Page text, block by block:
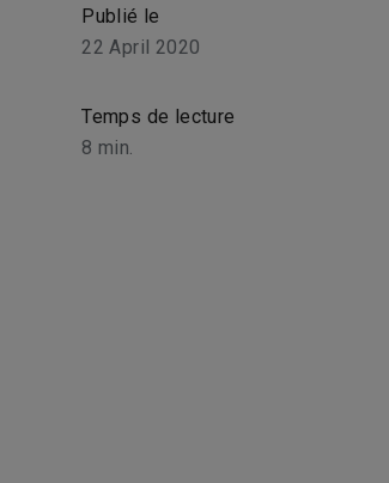
Publié le
22 April 2020
Temps de lecture
8 min.